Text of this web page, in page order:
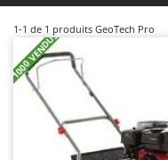
Broyeurs de
Butteurs pour
Chargeurs de
Charrues pour
Ausonia
Awelco
Baesso
Bahco
1-1 de 1 produits GeoTech Pro
+1000 VENDUS